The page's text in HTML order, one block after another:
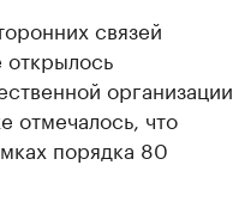
связей
открылось
организации
отмечалось, что
порядка 80